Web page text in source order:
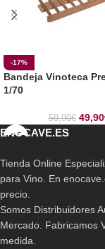
-17%
Bandeja Vinoteca
1/70
59,90€ 49,90
ENOCAVE.ES
Tienda Online
para Vino. En
precio.
Somos Distribuidores
Mercado. Fabricamos
medida.